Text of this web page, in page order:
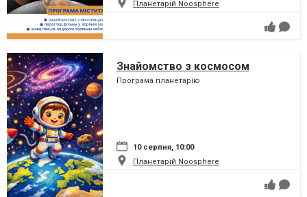
Планетарій Noosphere
Знайомство з космосом
Програма планетарію
10 серпня, 10:00
Планетарій Noosphere